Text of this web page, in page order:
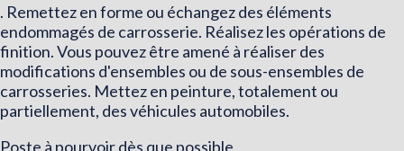
. Remettez en forme ou échangez des éléments
endommagés de carrosserie. Réalisez les opérations de
finition. Vous pouvez être amené à réaliser des
modifications d'ensembles ou de sous-ensembles de
carrosseries. Mettez en peinture, totalement ou
partiellement, des véhicules automobiles.
Poste à pourvoir dès que possible